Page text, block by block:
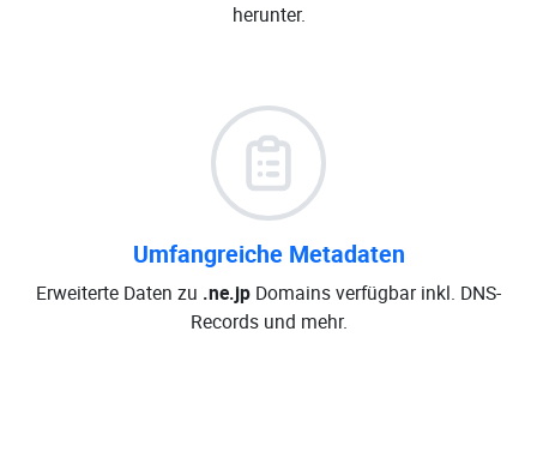
herunter.
Umfangreiche Metadaten
Erweiterte Daten zu .ne.jp Domains verfügbar inkl. DNS-
Records und mehr.